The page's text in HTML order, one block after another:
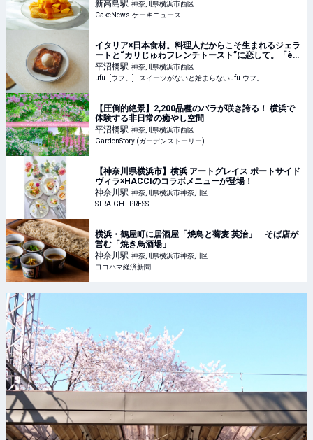
種、6月1日より4ヵ月展開
新高島駅 神奈川県横浜市西区
CakeNews-ケーキニュース-
イタリア×日本食材。料理人だからこそ生まれるジェラ
ートと“カリじゅわフレンチトースト”に恋して。「è
più（エピュウ）」（横浜） - ufu. [ウフ。]
平沼橋駅 神奈川県横浜市西区
ufu. [ウフ。] - スイーツがないと始まらないufu.ウフ。
【圧倒的絶景】2,200品種のバラが咲き誇る！ 横浜で
体験する非日常の癒やし空間
平沼橋駅 神奈川県横浜市西区
GardenStory (ガーデンストーリー)
【神奈川県横浜市】横浜 アートグレイス ポートサイド
ヴィラ×HACCIのコラボメニューが登場！
神奈川駅 神奈川県横浜市神奈川区
STRAIGHT PRESS
横浜・鶴屋町に居酒屋「焼鳥と蕎麦 英治」 そば店が
営む「焼き鳥酒場」
神奈川駅 神奈川県横浜市神奈川区
ヨコハマ経済新聞